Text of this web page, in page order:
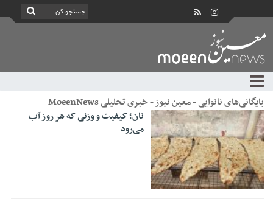
بایگانی‌های نانوایی - معین نیوز - خبری تحلیلی MoeenNews
نان؛ کیفیت و وزنی که هر روز آب
می‌رود